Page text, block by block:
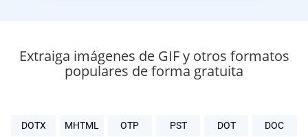
Extraiga imágenes de GIF y otros formatos
populares de forma gratuita
DOTX MHTML OTP PST DOT DOC